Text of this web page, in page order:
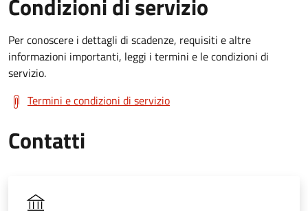
Condizioni di servizio
Per conoscere i dettagli di scadenze, requisiti e altre
informazioni importanti, leggi i termini e le condizioni di
servizio.
Termini e condizioni di servizio
Contatti